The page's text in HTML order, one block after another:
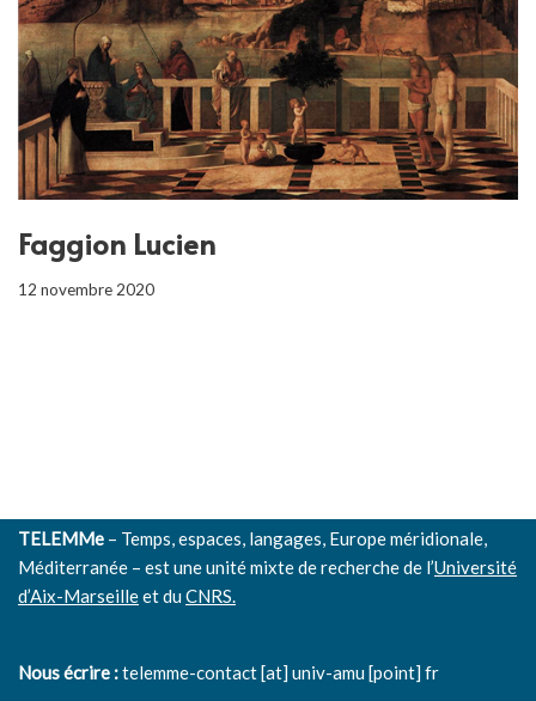
Faggion Lucien
12 novembre 2020
TELEMMe – Temps, espaces, langages, Europe méridionale,
Méditerranée – est une unité mixte de recherche de l’Université
d’Aix-Marseilleet duCNRS.
Nous écrire :telemme-contact [at] univ-amu [point] fr